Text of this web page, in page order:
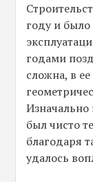
году и было
годами
сложна, в
Изначально
был чисто
благодаря
удалось